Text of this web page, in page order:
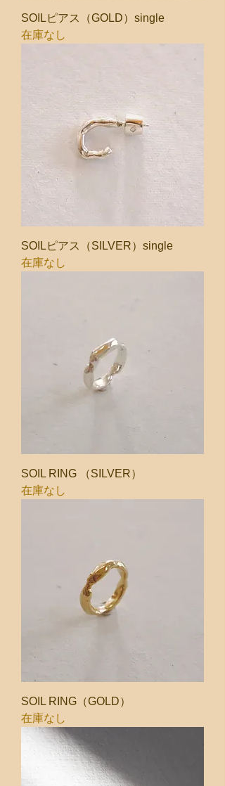
SOILピアス（GOLD）single
在庫なし
SOILピアス（SILVER）single
在庫なし
SOIL RING （SILVER）
在庫なし
SOIL RING（GOLD）
在庫なし